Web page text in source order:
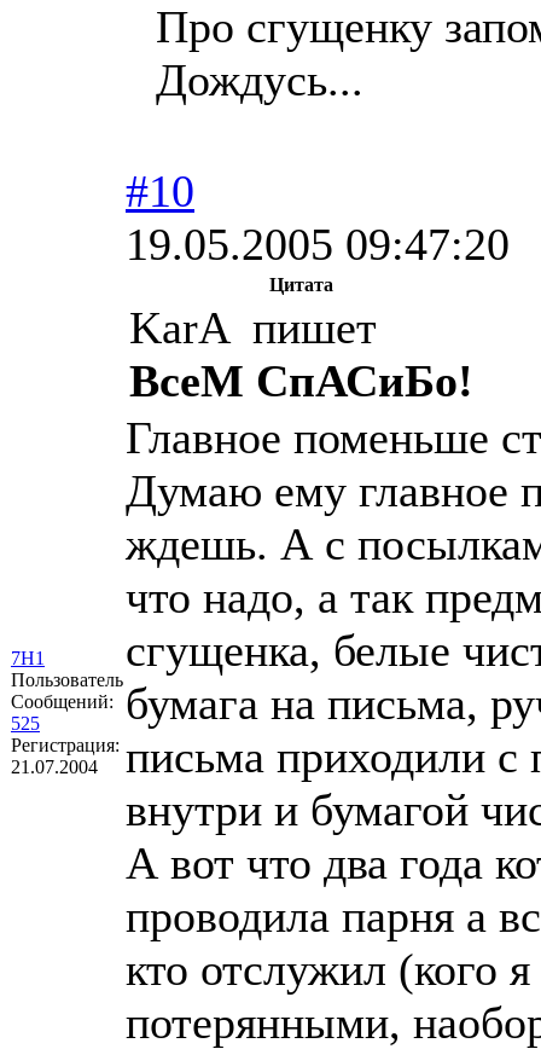
Про сгущенку
Дождусь...
7Н1
Пользователь
Сообщений:
525
Регистрация:
21.07.2004
#10
19.05.2005 09:47:20
Цитата
KarA пишет
ВсеМ СпАСиБо!
Главное поменьше
Думаю ему главное
ждешь. А с
что надо, а так
сгущенка, белые
бумага на письма,
письма приходили с
внутри и бумагой
А вот что два года
проводила парня а
кто отслужил (кого
потерянными,